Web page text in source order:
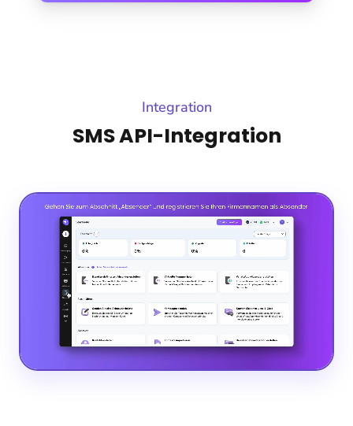
Integration
SMS API-Integration